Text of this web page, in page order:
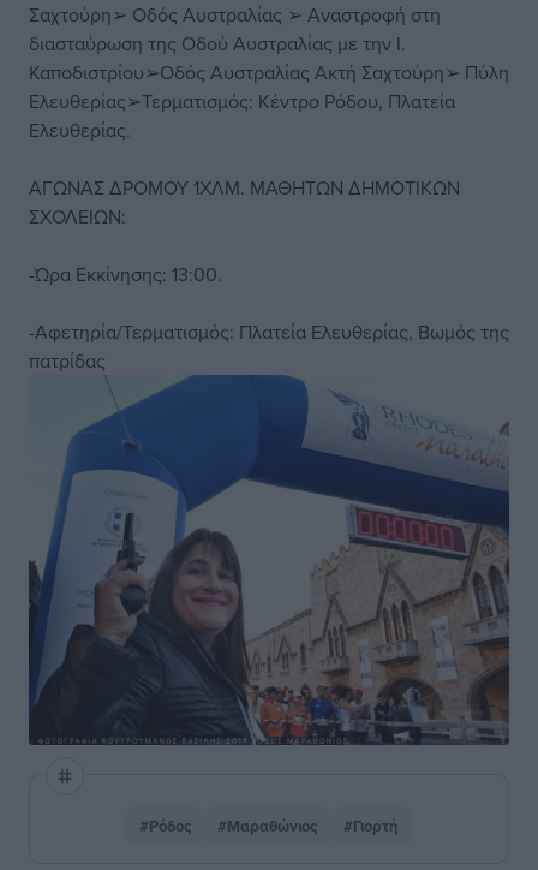
Σαχτούρη➢ Οδός Αυστραλίας ➢ Αναστροφή στη
διασταύρωση της Οδού Αυστραλίας με την Ι.
Καποδιστρίου➢Οδός Αυστραλίας Ακτή Σαχτούρη➢ Πύλη
Ελευθερίας➢Τερματισμός: Κέντρο Ρόδου, Πλατεία
Ελευθερίας.
ΑΓΩΝΑΣ ΔΡΟΜΟΥ 1ΧΛΜ. ΜΑΘΗΤΩΝ ΔΗΜΟΤΙΚΩΝ
ΣΧΟΛΕΙΩΝ:
-Ώρα Εκκίνησης: 13:00.
-Αφετηρία/Τερματισμός: Πλατεία Ελευθερίας, Βωμός της
πατρίδας
#Ρόδος #Μαραθώνιος #Γιορτή